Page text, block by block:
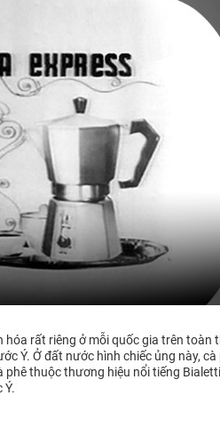
rất riêng ở mỗi quốc gia trên toàn
Ý. Ở đất nước hình chiếc ủng này,
thuộc thương hiệu nổi tiếng
Ý.